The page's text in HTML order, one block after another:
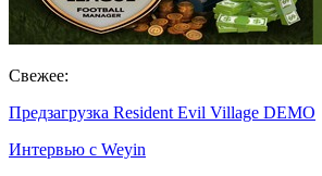
Свежее:
Предзагрузка Resident Evil Village DEMO
Интервью с Weyin